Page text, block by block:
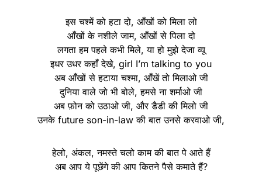
इस चश्में को हटा दो, आँखों को मिला लो
आँखों के नशीले जाम, आँखों से पिला दो
लगता हम पहले कभी मिले, या हो मुझे देजा व्यू
इधर उधर कहाँ देखे, girl I’m talking to you
अब आँखों से हटाया चश्मा, आँखें तो मिलाओ जी
दुनिया वाले जो भी बोले, हमसे ना शर्माओ जी
अब फ़ोन को उठाओ जी, और डैडी की मिलो जी
उनके future son-in-law की बात उनसे करवाओ जी,
हेलो, अंकल, नमस्ते चलो काम की बात पे आते हैं
अब आप ये पूछेंगे की आप कितने पैसे कमाते हैं?